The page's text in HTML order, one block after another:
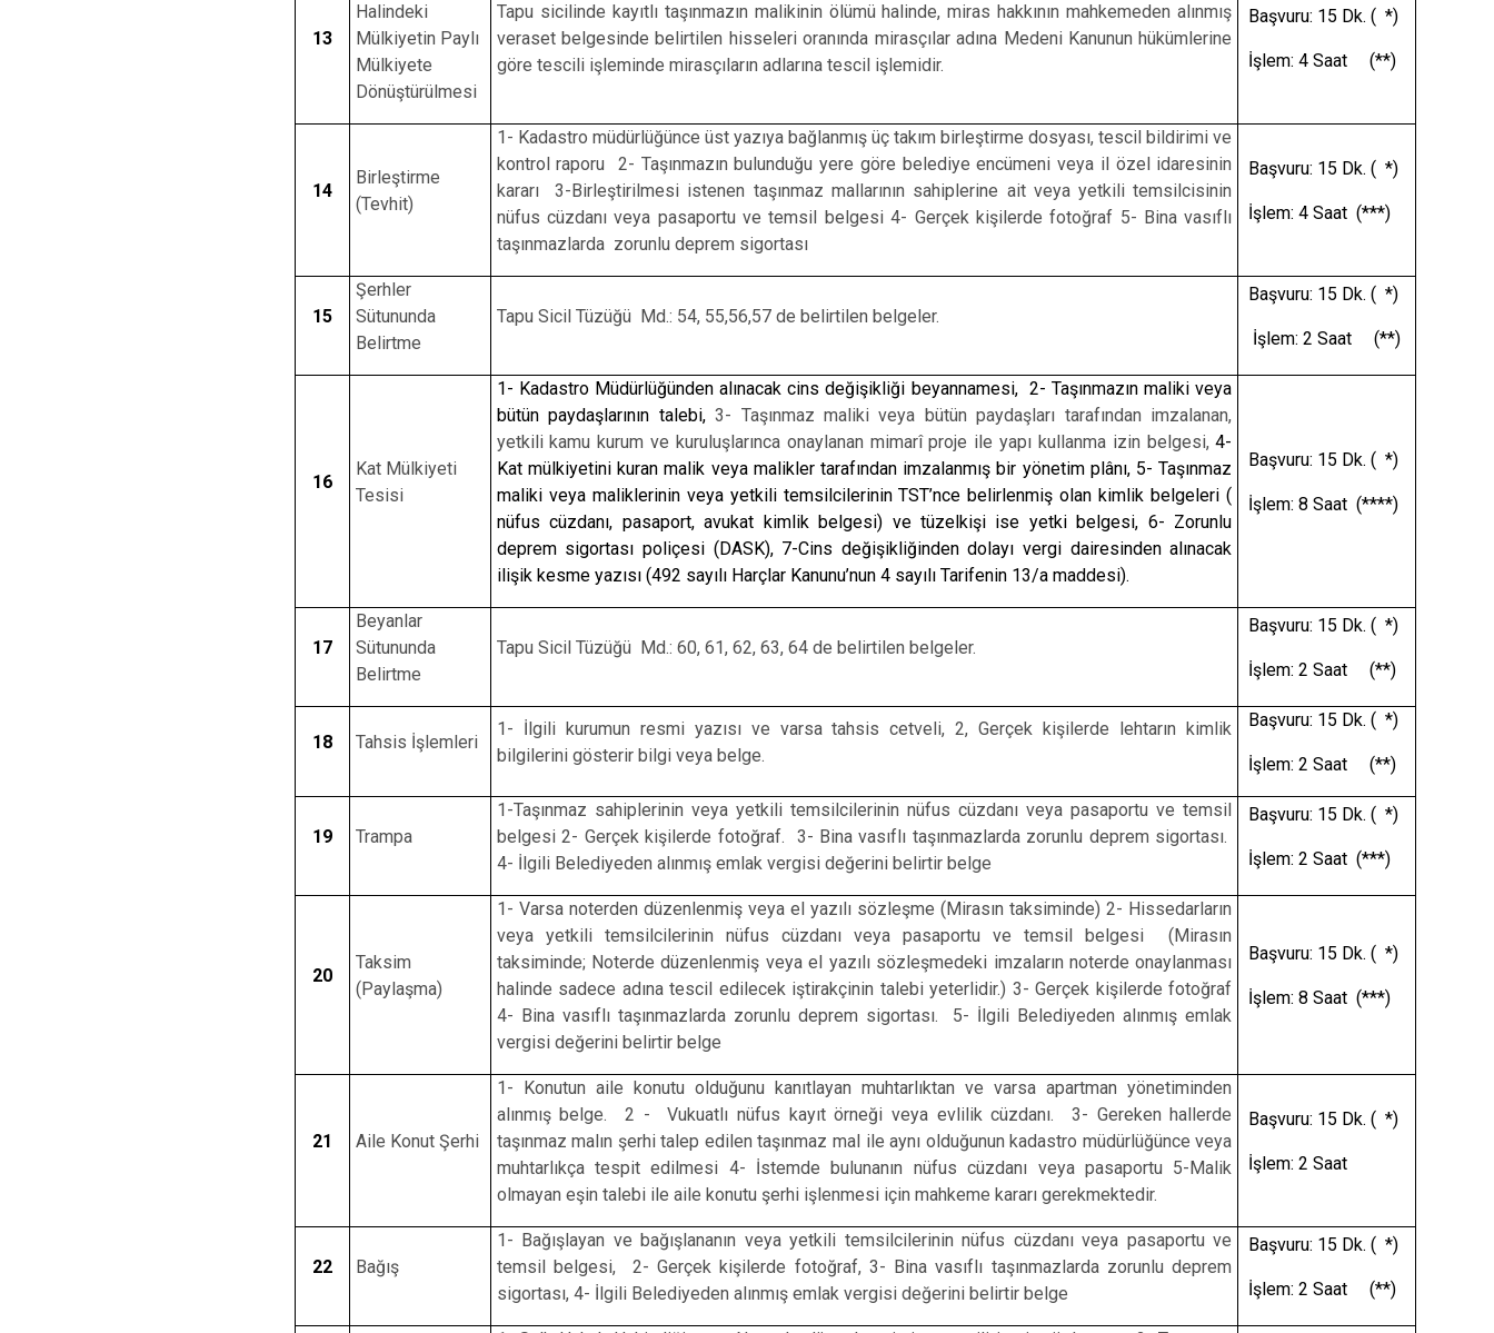
13
Halindeki
Mülkiyetin Paylı
Mülkiyete
Dönüştürülmesi
Tapu sicilinde kayıtlı taşınmazın malikinin ölümü halinde, miras hakkının mahkemeden alınmış
veraset belgesinde belirtilen hisseleri oranında mirasçılar adına Medeni Kanunun hükümlerine
göre tescili işleminde mirasçıların adlarına tescil işlemidir.
Başvuru: 15 Dk. ( *)
İşlem: 4 Saat (**)
14
Birleştirme
(Tevhit)
1- Kadastro müdürlüğünce üst yazıya bağlanmış üç takım birleştirme dosyası, tescil bildirimi ve
kontrol raporu 2- Taşınmazın bulunduğu yere göre belediye encümeni veya il özel idaresinin
kararı 3-Birleştirilmesi istenen taşınmaz mallarının sahiplerine ait veya yetkili temsilcisinin
nüfus cüzdanı veya pasaportu ve temsil belgesi 4- Gerçek kişilerde fotoğraf 5- Bina vasıflı
taşınmazlarda zorunlu deprem sigortası
Başvuru: 15 Dk. ( *)
İşlem: 4 Saat (***)
15
Şerhler
Sütununda
Belirtme
Tapu Sicil Tüzüğü Md.: 54, 55,56,57 de belirtilen belgeler.
Başvuru: 15 Dk. ( *)
İşlem: 2 Saat (**)
16
Kat Mülkiyeti
Tesisi
1- Kadastro Müdürlüğünden alınacak cins değişikliği beyannamesi, 2- Taşınmazın maliki veya
bütün paydaşlarının talebi,3- Taşınmaz maliki veya bütün paydaşları tarafından imzalanan,
yetkili kamu kurum ve kuruluşlarınca onaylanan mimarî proje ile yapı kullanma izin belgesi,4-
Kat mülkiyetini kuran malik veya malikler tarafından imzalanmış bir yönetim plânı, 5- Taşınmaz
maliki veya maliklerinin veya yetkili temsilcilerinin TST’nce belirlenmiş olan kimlik belgeleri (
nüfus cüzdanı, pasaport, avukat kimlik belgesi) ve tüzelkişi ise yetki belgesi, 6- Zorunlu
deprem sigortası poliçesi (DASK), 7-Cins değişikliğinden dolayı vergi dairesinden alınacak
ilişik kesme yazısı (492 sayılı Harçlar Kanunu’nun 4 sayılı Tarifenin 13/a maddesi).
Başvuru: 15 Dk. ( *)
İşlem: 8 Saat (****)
17
Beyanlar
Sütununda
Belirtme
Tapu Sicil Tüzüğü Md.: 60, 61, 62, 63, 64 de belirtilen belgeler.
Başvuru: 15 Dk. ( *)
İşlem: 2 Saat (**)
18 Tahsis İşlemleri
1- İlgili kurumun resmi yazısı ve varsa tahsis cetveli, 2, Gerçek kişilerde lehtarın kimlik
bilgilerini gösterir bilgi veya belge.
Başvuru: 15 Dk. ( *)
İşlem: 2 Saat (**)
19 Trampa
1-Taşınmaz sahiplerinin veya yetkili temsilcilerinin nüfus cüzdanı veya pasaportu ve temsil
belgesi 2- Gerçek kişilerde fotoğraf. 3- Bina vasıflı taşınmazlarda zorunlu deprem sigortası.
4- İlgili Belediyeden alınmış emlak vergisi değerini belirtir belge
Başvuru: 15 Dk. ( *)
İşlem: 2 Saat (***)
20
Taksim
(Paylaşma)
1- Varsa noterden düzenlenmiş veya el yazılı sözleşme (Mirasın taksiminde) 2- Hissedarların
veya yetkili temsilcilerinin nüfus cüzdanı veya pasaportu ve temsil belgesi (Mirasın
taksiminde; Noterde düzenlenmiş veya el yazılı sözleşmedeki imzaların noterde onaylanması
halinde sadece adına tescil edilecek iştirakçinin talebi yeterlidir.) 3- Gerçek kişilerde fotoğraf
4- Bina vasıflı taşınmazlarda zorunlu deprem sigortası. 5- İlgili Belediyeden alınmış emlak
vergisi değerini belirtir belge
Başvuru: 15 Dk. ( *)
İşlem: 8 Saat (***)
21 Aile Konut Şerhi
1- Konutun aile konutu olduğunu kanıtlayan muhtarlıktan ve varsa apartman yönetiminden
alınmış belge. 2 - Vukuatlı nüfus kayıt örneği veya evlilik cüzdanı. 3- Gereken hallerde
taşınmaz malın şerhi talep edilen taşınmaz mal ile aynı olduğunun kadastro müdürlüğünce veya
muhtarlıkça tespit edilmesi 4- İstemde bulunanın nüfus cüzdanı veya pasaportu 5-Malik
olmayan eşin talebi ile aile konutu şerhi işlenmesi için mahkeme kararı gerekmektedir.
Başvuru: 15 Dk. ( *)
İşlem: 2 Saat
22 Bağış
1- Bağışlayan ve bağışlananın veya yetkili temsilcilerinin nüfus cüzdanı veya pasaportu ve
temsil belgesi, 2- Gerçek kişilerde fotoğraf, 3- Bina vasıflı taşınmazlarda zorunlu deprem
sigortası, 4- İlgili Belediyeden alınmış emlak vergisi değerini belirtir belge
Başvuru: 15 Dk. ( *)
İşlem: 2 Saat (**)